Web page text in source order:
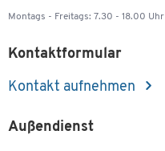
Montags - Freitags: 7.30 - 18.00 Uhr
Kontaktformular
Kontakt aufnehmen
Außendienst